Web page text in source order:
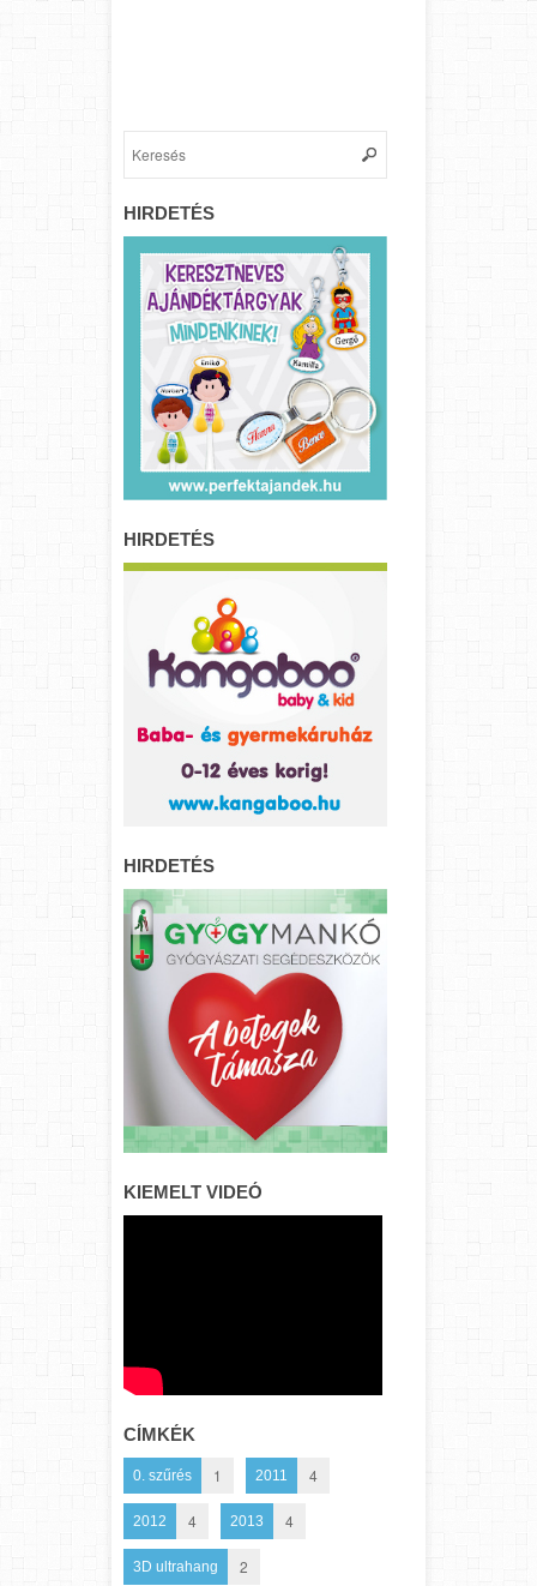
HIRDETÉS
HIRDETÉS
HIRDETÉS
KIEMELT VIDEÓ
CÍMKÉK
0. szűrés 1 2011 4
2012 4 2013 4
3D ultrahang 2